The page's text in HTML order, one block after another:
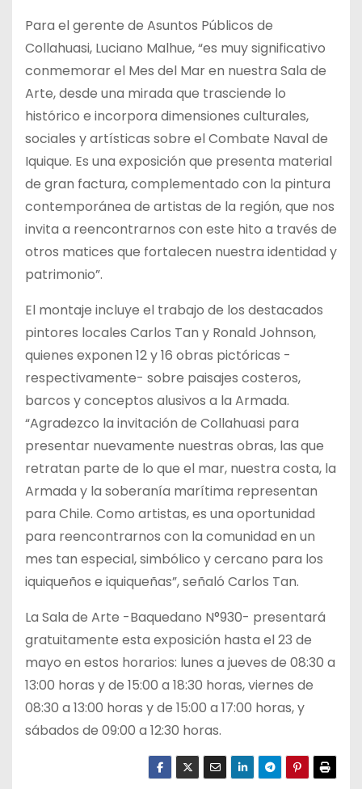
Para el gerente de Asuntos Públicos de
Collahuasi, Luciano Malhue, “es muy significativo
conmemorar el Mes del Mar en nuestra Sala de
Arte, desde una mirada que trasciende lo
histórico e incorpora dimensiones culturales,
sociales y artísticas sobre el Combate Naval de
Iquique. Es una exposición que presenta material
de gran factura, complementado con la pintura
contemporánea de artistas de la región, que nos
invita a reencontrarnos con este hito a través de
otros matices que fortalecen nuestra identidad y
patrimonio”.
El montaje incluye el trabajo de los destacados
pintores locales Carlos Tan y Ronald Johnson,
quienes exponen 12 y 16 obras pictóricas -
respectivamente- sobre paisajes costeros,
barcos y conceptos alusivos a la Armada.
“Agradezco la invitación de Collahuasi para
presentar nuevamente nuestras obras, las que
retratan parte de lo que el mar, nuestra costa, la
Armada y la soberanía marítima representan
para Chile. Como artistas, es una oportunidad
para reencontrarnos con la comunidad en un
mes tan especial, simbólico y cercano para los
iquiqueños e iquiqueñas”, señaló Carlos Tan.
La Sala de Arte -Baquedano N°930- presentará
gratuitamente esta exposición hasta el 23 de
mayo en estos horarios: lunes a jueves de 08:30 a
13:00 horas y de 15:00 a 18:30 horas, viernes de
08:30 a 13:00 horas y de 15:00 a 17:00 horas, y
sábados de 09:00 a 12:30 horas.